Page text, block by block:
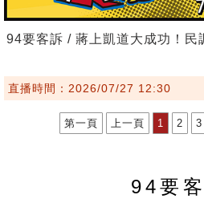
94要客訴 / 蔣上凱道大成功！民
直播時間：2026/07/27 12:30
第一頁 上一頁 1 2 3
94要